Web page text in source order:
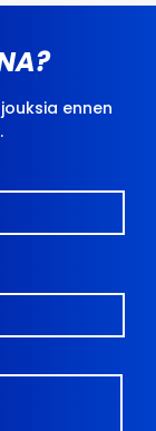
ennen